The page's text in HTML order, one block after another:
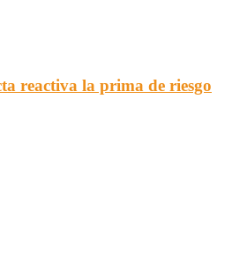
reactiva la prima de riesgo